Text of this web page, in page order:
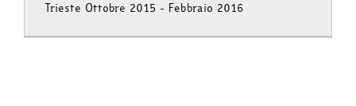
Trieste Ottobre 2015 - Febbraio 2016